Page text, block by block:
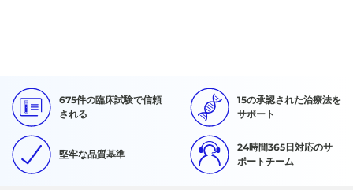
675件の臨床試験で信頼
される
15の承認された治療法を
サポート
堅牢な品質基準
24時間365日対応のサ
ポートチーム